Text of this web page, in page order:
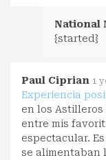
National
{started}
Paul Ciprian 1
Experiencia
en los Astilleros
entre mis
espectacular.
se alimentaban